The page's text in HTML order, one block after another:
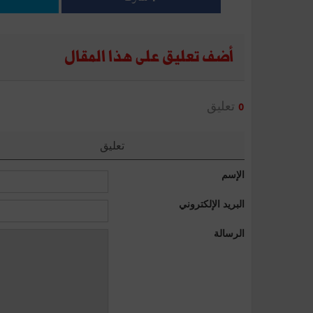
أضف تعليق على هذا المقال
0 تعليق
تعليق
الإسم
البريد الإلكتروني
الرسالة